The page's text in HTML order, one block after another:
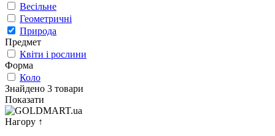
Весільне
Геометричні
Природа
Предмет
Квіти і рослини
Форма
Коло
Знайдено 3 товари
Показати
Нагору ↑